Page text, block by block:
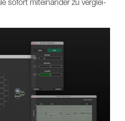
sofort miteinander zu verglei-